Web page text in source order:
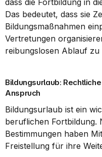
dass die Fortbildung in
Das bedeutet, dass sie
Bildungsmaßnahmen
Vertretungen
reibungslosen Ablauf zu
Bildungsurlaub:
Anspruch
Bildungsurlaub ist ein
beruflichen Fortbildung.
Bestimmungen haben
Freistellung für ihre